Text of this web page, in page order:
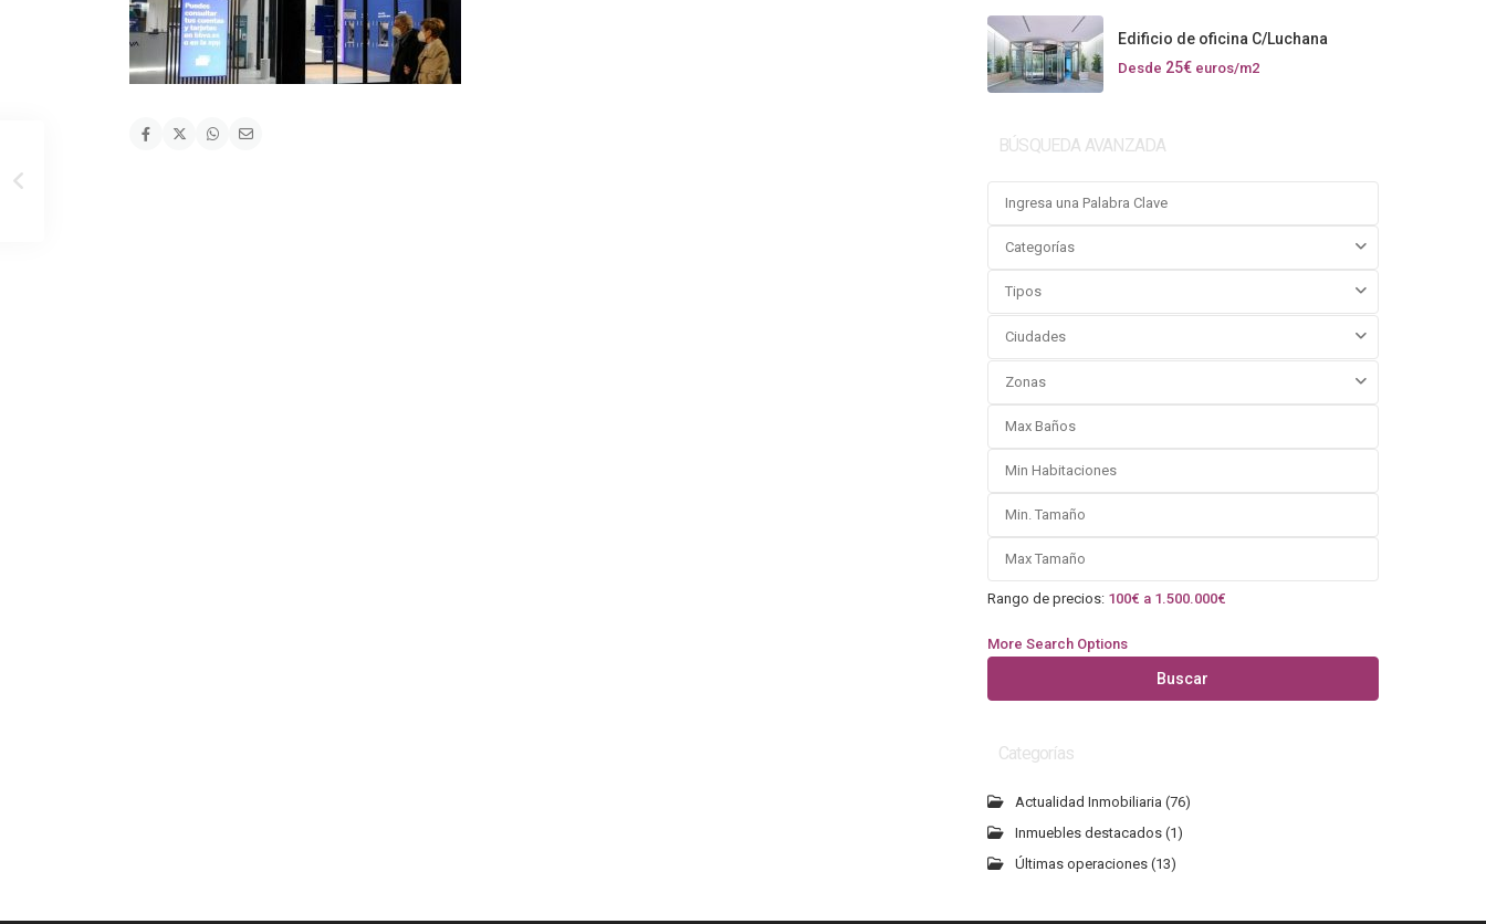
Edificio de oficina C/Luchana
Desde 25€ euros/m2
BÚSQUEDA AVANZADA
Categorías
Tipos
Ciudades
Zonas
Rango de precios: 100€ a 1.500.000€
More Search Options
Buscar
Categorías
Actualidad Inmobiliaria (76)
Inmuebles destacados (1)
Últimas operaciones (13)